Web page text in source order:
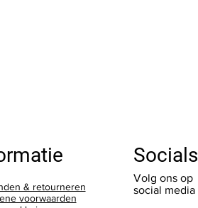
& retourneren
voorwaarden
Socials
Volg ons op
social media